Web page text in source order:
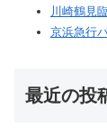
川崎鶴見
京浜急行
最近の投